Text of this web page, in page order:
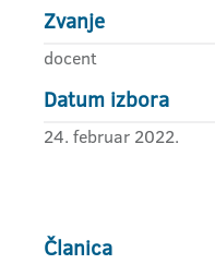
Zvanje
docent
Datum izbora
24. februar 2022.
Članica